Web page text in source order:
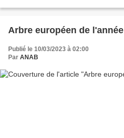
Arbre européen de l'année
Publié le 10/03/2023 à 02:00
Par ANAB